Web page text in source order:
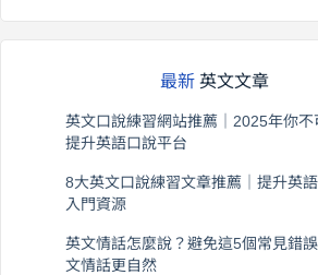
最新 英文文章
英文口說練習網站推薦｜2025年你
提升英語口說平台
8大英文口說練習文章推薦｜提升英
入門資源
英文情話怎麼說？避免這5個常見錯
文情話更自然